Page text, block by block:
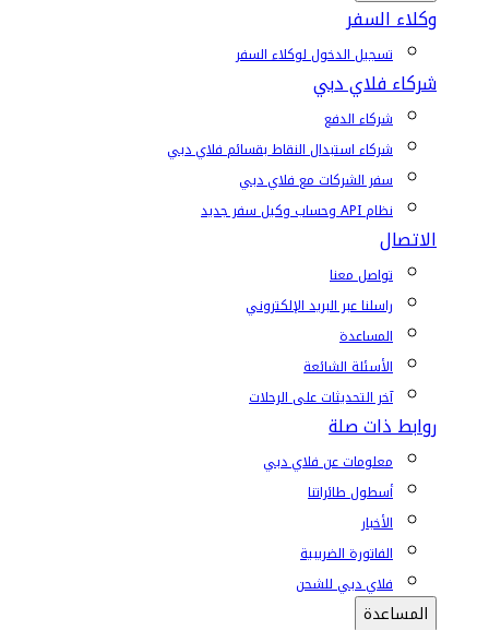
وكلاء السفر
تسجيل الدخول لوكلاء السفر
شركاء فلاي دبي
شركاء الدفع
شركاء استبدال النقاط بقسائم فلاي دبي
سفر الشركات مع فلاي دبي
نظام API وحساب وكيل سفر جديد
الاتصال
تواصل معنا
راسلنا عبر البريد الإلكتروني
المساعدة
الأسئلة الشائعة
آخر التحديثات على الرحلات
روابط ذات صلة
معلومات عن فلاي دبي
أسطول طائراتنا
الأخبار
الفاتورة الضريبية
فلاي دبي للشحن
المساعدة